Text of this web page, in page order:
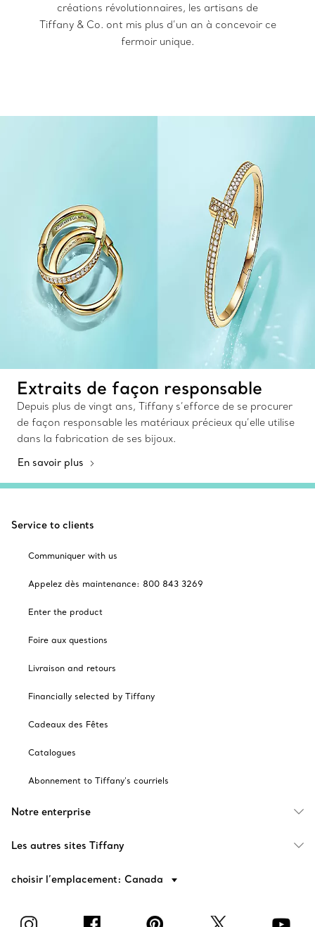
créations révolutionnaires, les artisans de
Tiffany & Co. ont mis plus d’un an à concevoir ce
fermoir unique.
Extraits de façon responsable
Depuis plus de vingt ans, Tiffany s’efforce de se procurer
de façon responsable les matériaux précieux qu’elle utilise
dans la fabrication de ses bijoux.
En savoir plus
Service to clients
Communiquer with us
Appelez dès maintenance: 800 843 3269
Enter the product
Foire aux questions
Livraison and retours
Financially selected by Tiffany
Cadeaux des Fêtes
Catalogues
Abonnement to Tiffany's courriels
Notre enterprise
Les autres sites Tiffany
choisir l’emplacement: Canada